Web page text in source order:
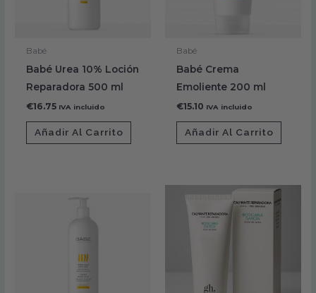
Babé
Babé Urea 10% Loción
Reparadora 500 ml
€16.75 IVA incluido
Añadir Al Carrito
Babé
Babé Crema
Emoliente 200 ml
€15.10 IVA incluido
Añadir Al Carrito